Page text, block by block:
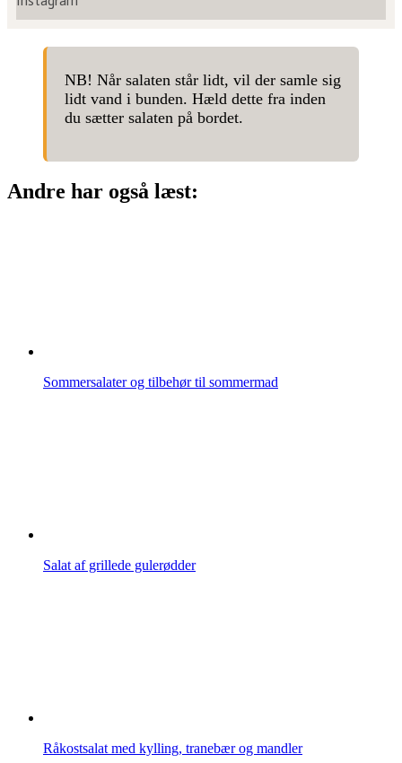
NB! Når salaten står lidt, vil der samle sig
lidt vand i bunden. Hæld dette fra inden
du sætter salaten på bordet.
Andre har også læst:
Sommersalater og tilbehør til sommermad
Salat af grillede gulerødder
Råkostsalat med kylling, tranebær og mandler